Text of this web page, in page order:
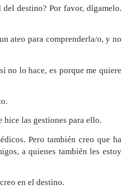
destino? Por favor, dígamelo.
ateo para comprenderla/o, y no
no lo hace, es porque me quiere
hice las gestiones para ello.
Pero también creo que ha
a quienes también les estoy
en el destino.